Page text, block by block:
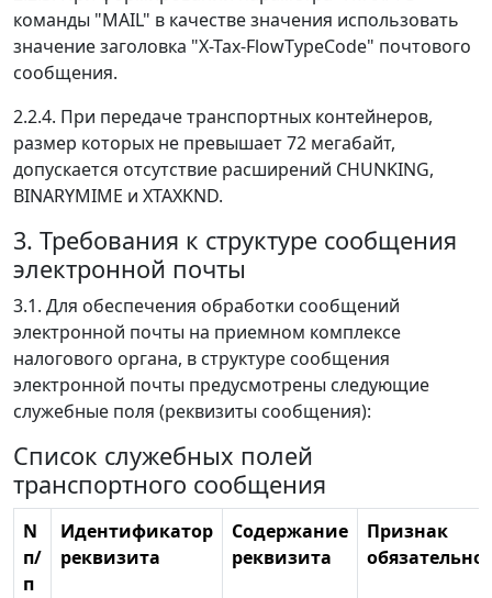
команды "MAIL" в качестве значения использовать
значение заголовка "X-Tax-FlowTypeCode" почтового
сообщения.
2.2.4. При передаче транспортных контейнеров,
размер которых не превышает 72 мегабайт,
допускается отсутствие расширений CHUNKING,
BINARYMIME и XTAXKND.
3. Требования к структуре сообщения
электронной почты
3.1. Для обеспечения обработки сообщений
электронной почты на приемном комплексе
налогового органа, в структуре сообщения
электронной почты предусмотрены следующие
служебные поля (реквизиты сообщения):
Список служебных полей
транспортного сообщения
N
п/
п
Идентификатор
реквизита
Содержание
реквизита
Признак